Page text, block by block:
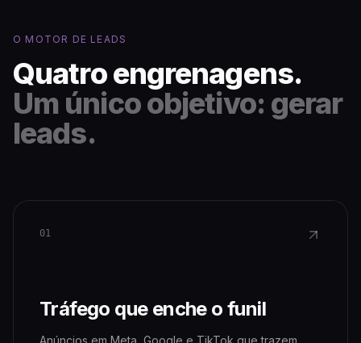
O MOTOR DE LEADS
Quatro engrenagens.
Um único objetivo: gerar
leads.
01
Tráfego que enche o funil
Anúncios em Meta, Google e TikTok que trazem